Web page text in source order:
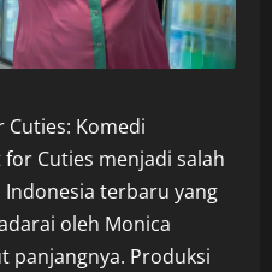
Cuties: Komedi
Cuties menjadi salah
terbaru yang
oleh Monica
panjangnya. Produksi